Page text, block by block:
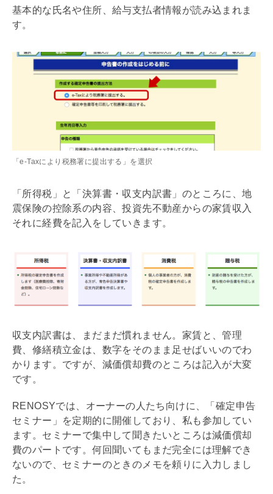
基本的な氏名や住所、給与支払者情報が読み込まれま
す。
「e-Taxにより税務署に提出する」を選択
「所得税」と「決算書・収支内訳書」のところに、地
震保険の控除系の内容、投資先不動産からの家賃収入
それに経費を記入をしていきます。
収支内訳書は、まだまだ慣れません。家賃と、管理
費
修繕積立金は、数字をそのまま足せばいいのでわ
かります。ですが、 減価償却費のところは記入が大変
です。
RENOSYでは、オーナーの人たち向けに、「確定申告
セミナー」を定期的に開催しており、私も参加してい
ます。セミナーで集中して聞きたいところは減価償却
費のパートです。何回聞いてもまだ完全には理解でき
ないので、セミナーのときのメモを頼りに入力しまし
た。